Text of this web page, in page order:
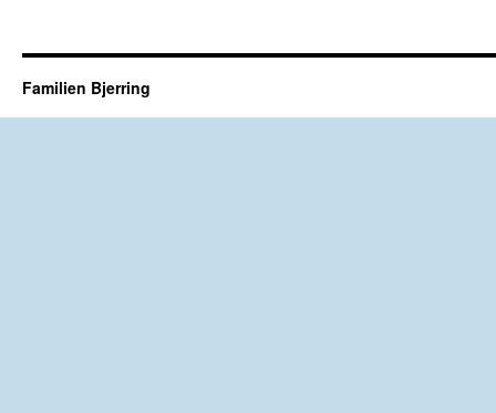
Familien Bjerring